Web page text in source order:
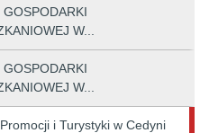
W...
W...
i Turystyki w Cedyni